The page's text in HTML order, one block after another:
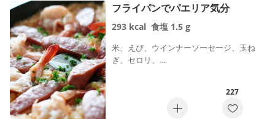
フライパンでパエリア気分
293 kcal 食塩 1.5 g
米、えび、ウインナーソーセージ、玉ね
ぎ、セロリ、…
227